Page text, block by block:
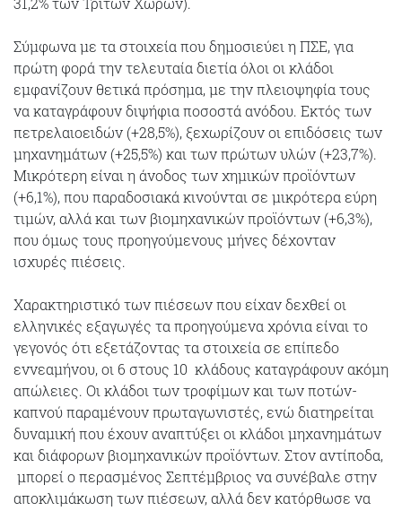
Σύμφωνα με τα στοιχεία που δημοσιεύει η ΠΣΕ, για
πρώτη φορά την τελευταία διετία όλοι οι κλάδοι
εμφανίζουν θετικά πρόσημα, με την πλειοψηφία τους
να καταγράφουν διψήφια ποσοστά ανόδου. Εκτός των
πετρελαιοειδών (+28,5%), ξεχωρίζουν οι επιδόσεις των
μηχανημάτων (+25,5%) και των πρώτων υλών (+23,7%).
Μικρότερη είναι η άνοδος των χημικών προϊόντων
(+6,1%), που παραδοσιακά κινούνται σε μικρότερα εύρη
τιμών, αλλά και των βιομηχανικών προϊόντων (+6,3%),
που όμως τους προηγούμενους μήνες δέχονταν
ισχυρές πιέσεις.
Χαρακτηριστικό των‭‭ ‬πιέσεων‭ ‬που‭ ‬είχαν‭ ‬δεχθεί‭ ‬οι‭
‬ελληνικές‭ ‬‬εξαγωγές‭ ‭τα προηγούμενα χρόνια είναι το
γεγονός ότι εξετάζοντας τα στοιχεία σε επίπεδο
εννεαμήνου, οι 6 στους‭ ‬10 ‬ ‬κλάδους‭ ‬‬καταγράφουν‭‭ ‬ακόμη‭
‬απώλειες.‭ ‬Οι‭ ‬κλάδοι‭ ‬των‭ ‬τροφίμων‭ ‬και‭‬ ‭‬των ποτών-
καπνού‭ ‬‬παραμένουν‬ ‬πρωταγωνιστές,‭‬ ‬ενώ ‬διατηρείται‭ ‬‭
‬δυναμική‭‭ ‬που‭ ‬‬έχουν αναπτύξει οι κλάδοι μηχανημάτων
και διάφορων βιομηχανικών προϊόντων. Στον αντίποδα,‭ ‬
‭ ‬μπορεί‭ ‬‬ο‭ ‬περασμένος‭‭ ‬Σεπτέμβριος ‬να‭ ‬συνέβαλε‭‭ ‬στην‭‭
‬αποκλιμάκωση‭ ‬των πιέσεων, αλλά‭ ‬δεν ‬κατόρθωσε να